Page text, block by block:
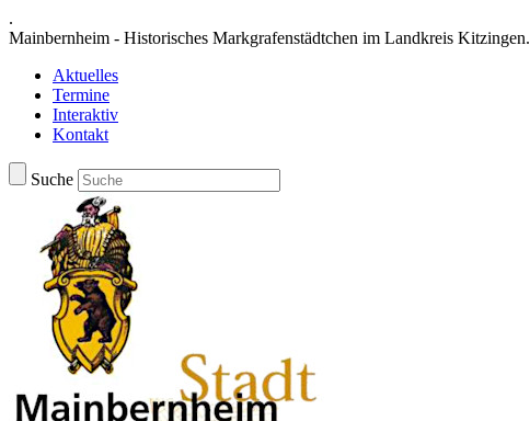
.
Mainbernheim - Historisches Markgrafenstädtchen im Landkreis Kitzingen.
Aktuelles
Termine
Interaktiv
Kontakt
Suche